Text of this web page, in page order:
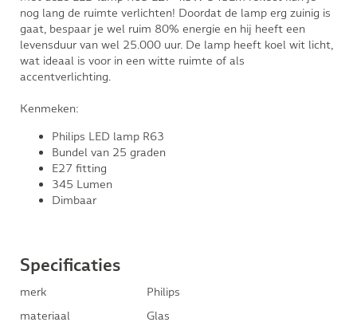
nog lang de ruimte verlichten! Doordat de lamp erg zuinig is
gaat, bespaar je wel ruim 80% energie en hij heeft een
levensduur van wel 25.000 uur. De lamp heeft koel wit licht,
wat ideaal is voor in een witte ruimte of als
accentverlichting.
Kenmeken:
Philips LED lamp R63
Bundel van 25 graden
E27 fitting
345 Lumen
Dimbaar
Specificaties
merk
Philips
materiaal
Glas